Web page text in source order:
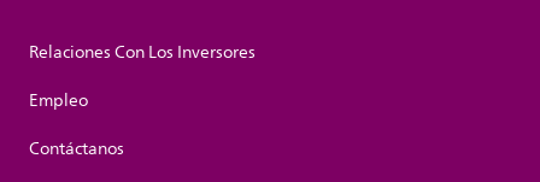
Relaciones Con Los Inversores
Empleo
Contáctanos